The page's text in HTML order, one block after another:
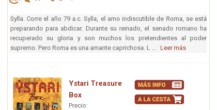
Sylla. Corre el año 79 a.c. Sylla, el amo indiscutible de Roma, se está
preparando para abdicar. Durante su reinado, el senado romano ha
recuperado su gloria y son muchos los pretendientes al poder
supremo. Pero Roma es una amante caprichosa. L ... Leer más
Ystari Treasure
Box
Precio: